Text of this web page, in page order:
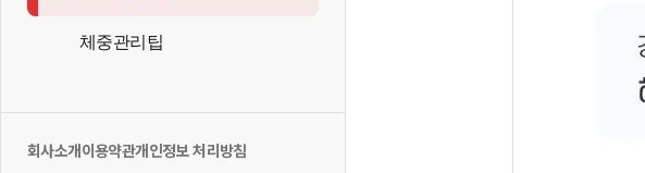
체중관리팁
회사소개이용약관개인정보 처리방침